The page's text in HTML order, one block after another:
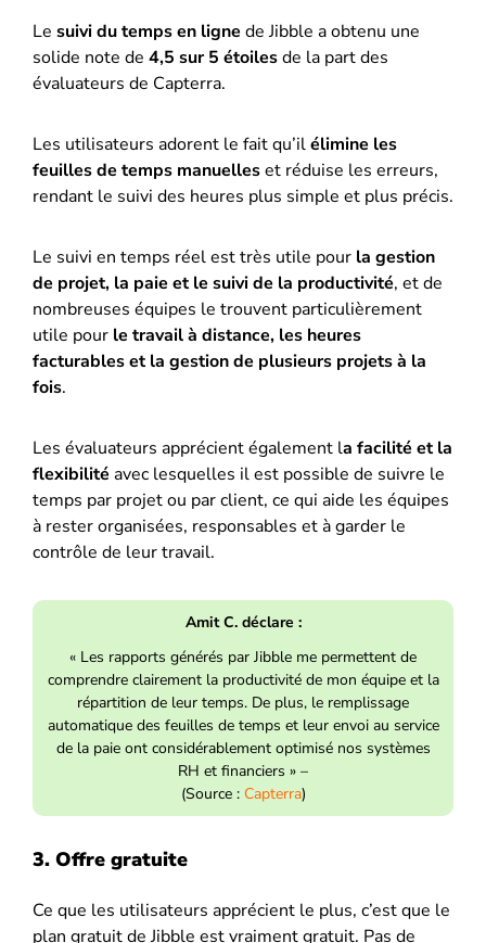
Le suivi du temps en ligne de Jibble a obtenu une
solide note de 4,5 sur 5 étoilesde la part des
évaluateurs de Capterra.
Les utilisateurs adorent le fait qu’ilélimine les
feuilles de temps manuelleset réduise les erreurs,
rendant le suivi des heures plus simple et plus précis.
Le suivi en temps réel est très utile pour la gestion
de projet, la paie et le suivi de la productivité, et de
nombreuses équipes le trouvent particulièrement
utile pour le travail à distance, les heures
facturables et la gestion de plusieurs projets à la
fois.
Les évaluateurs apprécient également la facilité et la
flexibilité avec lesquelles il est possible de suivre le
temps par projet ou par client, ce qui aide les équipes
à rester organisées, responsables et à garder le
contrôle de leur travail.
Amit C. déclare :
« Les rapports générés par Jibble me permettent de
comprendre clairement la productivité de mon équipe et la
répartition de leur temps. De plus, le remplissage
automatique des feuilles de temps et leur envoi au service
de la paie ont considérablement optimisé nos systèmes
RH et financiers » –
(Source : Capterra)
3. Offre gratuite
Ce que les utilisateurs apprécient le plus, c’est que le
plan gratuit de Jibble est vraiment gratuit. Pas de